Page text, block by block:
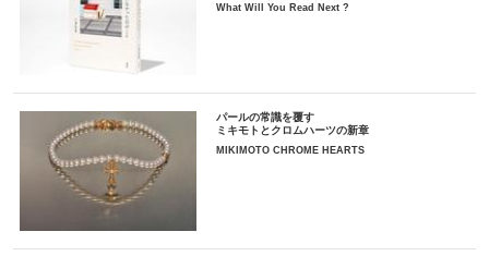
What Will You Read Next ?
パールの常識を覆す
ミキモトとクロムハーツの新章
MIKIMOTO CHROME HEARTS